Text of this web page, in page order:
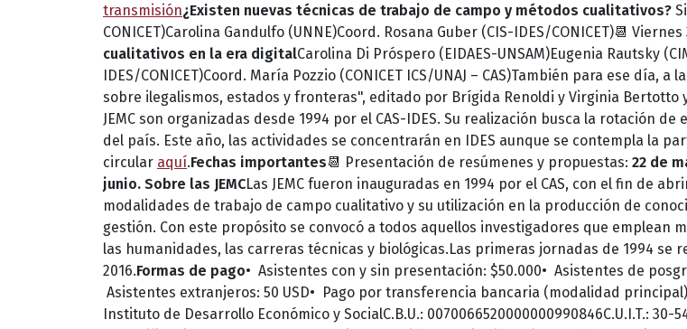
transmisión¿Existen nuevas técnicas de trabajo de campo y métodos cualitativos?
CONICET)Carolina Gandulfo (UNNE)Coord. Rosana Guber (CIS-IDES/CONICET)📆 Viernes
cualitativos en la era digitalCarolina Di Próspero (EIDAES-UNSAM)Eugenia Rautsky
IDES/CONICET)Coord. María Pozzio (CONICET ICS/UNAJ – CAS)También para ese
sobre ilegalismos, estados y fronteras", editado por Brígida Renoldi y Virginia
JEMC son organizadas desde 1994 por el CAS-IDES. Su realización busca la rotación
del país. Este año, las actividades se concentrarán en IDES aunque se contempla la
circular aquí.Fechas importantes📆 Presentación de resúmenes y propuestas: 22 de
junio. Sobre las JEMCLas JEMC fueron inauguradas en 1994 por el CAS, con el fin de
modalidades de trabajo de campo cualitativo y su utilización en la producción de
gestión. Con este propósito se convocó a todos aquellos investigadores que emplean
las humanidades, las carreras técnicas y biológicas.Las primeras jornadas de 1994 se
2016.Formas de pago•⁠ ⁠Asistentes con y sin presentación: $50.000•⁠ ⁠Asistentes de
⁠Asistentes extranjeros: 50 USD•⁠ ⁠Pago por transferencia bancaria (modalidad
Instituto de Desarrollo Económico y SocialC.B.U.: 0070066520000000990846C.U.I.T.: